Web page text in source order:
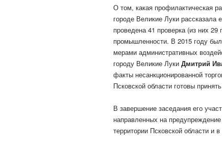
О том, какая профилактическая
городе Великие Луки рассказала
проведена 41 проверка (из них
промышленности. В 2015 году
мерами административных
городу Великие Луки Дмитрий
факты несанкционированной
Псковской области готовы
В завершение заседания его
направленных на
территории Псковской области и